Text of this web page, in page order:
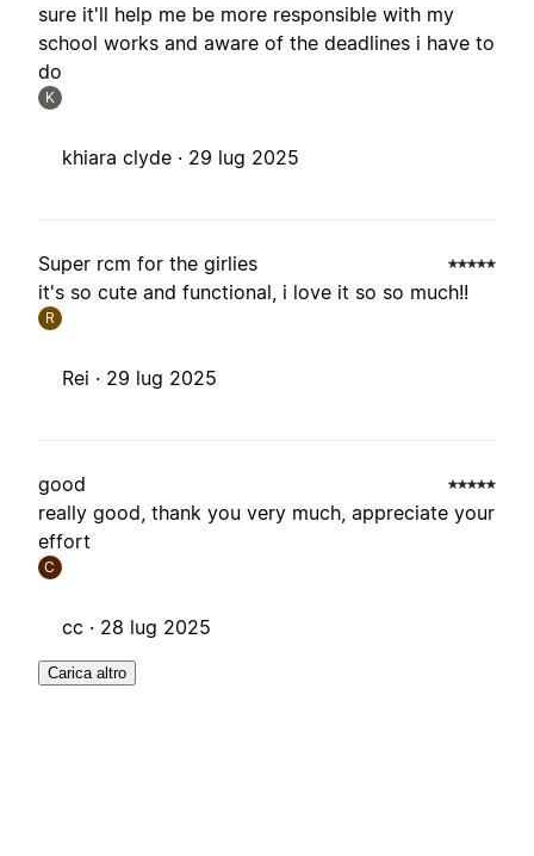
sure it'll help me be more responsible with my
school works and aware of the deadlines i have to
do
K
khiara clyde · 29 lug 2025
Super rcm for the girlies
it's so cute and functional, i love it so so much!!
R
Rei · 29 lug 2025
good
really good, thank you very much, appreciate your
effort
C
cc · 28 lug 2025
Carica altro